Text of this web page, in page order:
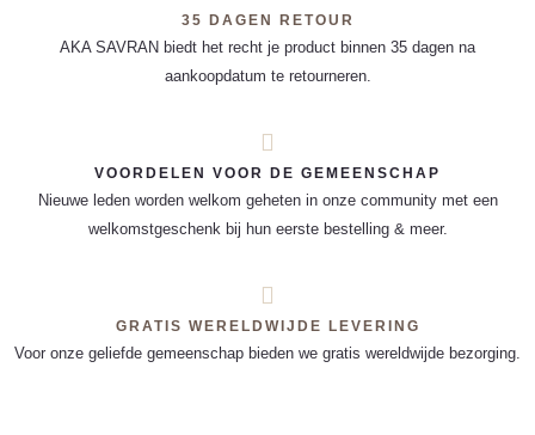
35 DAGEN RETOUR
AKA SAVRAN biedt het recht je product binnen 35 dagen na
aankoopdatum te retourneren.
VOORDELEN VOOR DE GEMEENSCHAP
Nieuwe leden worden welkom geheten in onze community met een
welkomstgeschenk bij hun eerste bestelling & meer.
GRATIS WERELDWIJDE LEVERING
Voor onze geliefde gemeenschap bieden we gratis wereldwijde bezorging.